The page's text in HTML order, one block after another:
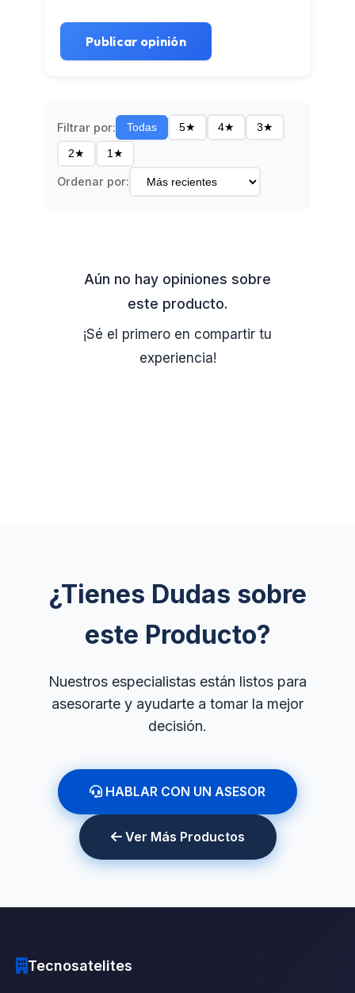
Publicar opinión
Filtrar por: Todas 5★ 4★ 3★
2★ 1★
Ordenar por:
Aún no hay opiniones sobre
este producto.
¡Sé el primero en compartir tu
experiencia!
¿Tienes Dudas sobre
este Producto?
Nuestros especialistas están listos para
asesorarte y ayudarte a tomar la mejor
decisión.
HABLAR CON UN ASESOR
Ver Más Productos
Tecnosatelites